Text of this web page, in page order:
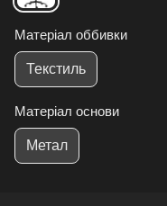
Матеріал оббивки
Текстиль
Матеріал основи
Метал